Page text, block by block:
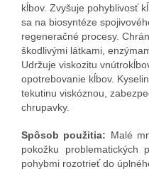
kĺbov. Zvyšuje pohyblivosť
sa na biosyntéze
regeneračné procesy.
škodlivými látkami,
Udržuje viskozitu
opotrebovanie kĺbov.
tekutinu viskóznou,
chrupavky.
Spôsob použitia: Malé
pokožku
pohybmi rozotrieť do